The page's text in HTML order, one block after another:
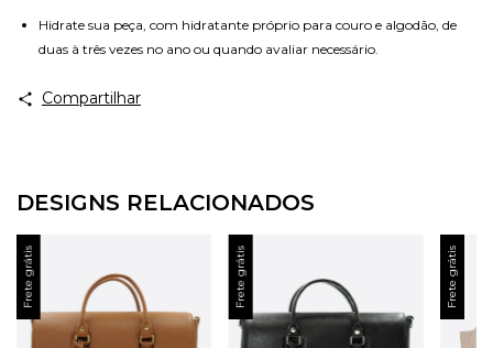
Hidrate sua peça, com hidratante próprio para couro e algodão, de
duas à três vezes no ano ou quando avaliar necessário.
Compartilhar
DESIGNS RELACIONADOS
Frete grátis Frete grátis Frete grátis